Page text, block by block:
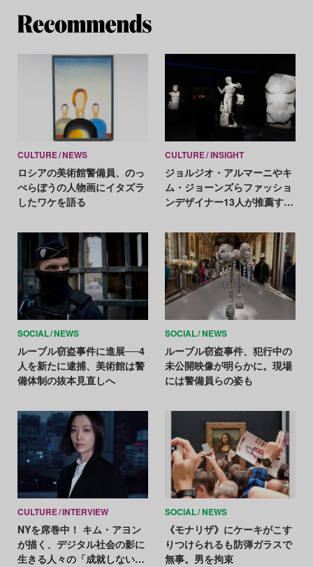
CULTURE NEWS
ロシアの美術館警備員、のっ
ぺらぼうの人物画にイタズラ
したワケを語る
CULTURE INSIGHT
ジョルジオ・アルマーニやキ
ム・ジョーンズらファッショ
ンデザイナー13人が推薦す
SOCIAL NEWS
ルーブル窃盗事件に進展──4
人を新たに逮捕、美術館は警
備体制の抜本見直しへ
SOCIAL NEWS
ルーブル窃盗事件、犯行中の
未公開映像が明らかに。現場
には警備員らの姿も
CULTURE INTERVIEW
NYを席巻中！ キム・アヨン
が描く、デジタル社会の影に
生きる人々の「成就しない
SOCIAL NEWS
《モナリザ》にケーキがこす
りつけられるも防弾ガラスで
無事。男を拘束